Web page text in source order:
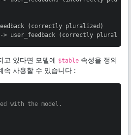
(correctly pluralized)
-> user_feedback (correctly
고 있다면 모델에 $table 속성을 정의
속 사용할 수 있습니다 :
with the model.